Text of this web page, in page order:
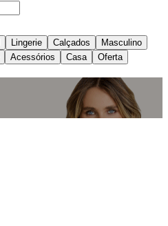
Lingerie Calçados
Masculino
Acessórios Casa Oferta